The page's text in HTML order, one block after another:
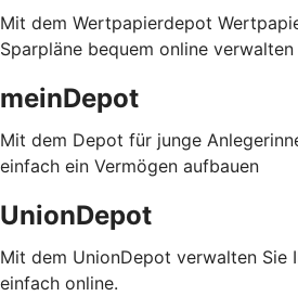
Mit dem Wertpapierdepot
Sparpläne bequem online verwalten
meinDepot
Mit dem Depot für junge
einfach ein Vermögen aufbauen
UnionDepot
Mit dem UnionDepot verwalten Sie
einfach online.